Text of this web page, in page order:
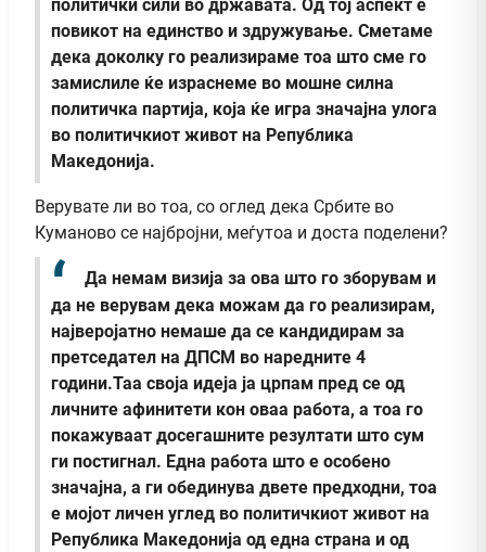
политички сили во државата. Од тој аспект е
повикот на единство и здружување. Сметаме
дека доколку го реализираме тоа што сме го
замислиле ќе израснеме во мошне силна
политичка партија, која ќе игра значајна улога
во политичкиот живот на Република
Македонија.
Верувате ли во тоа, со оглед дека Србите во
Куманово се најбројни, меѓутоа и доста поделени?
Да немам визија за ова што го зборувам и
да не верувам дека можам да го реализирам,
најверојатно немаше да се кандидирам за
претседател на ДПСМ во наредните 4
години.Таа своја идеја ја црпам пред се од
личните афинитети кон оваа работа, а тоа го
покажуваат досегашните резултати што сум
ги постигнал. Една работа што е особено
значајна, а ги обединува двете предходни, тоа
е мојот личен углед во политичкиот живот на
Република Македонија од една страна и од